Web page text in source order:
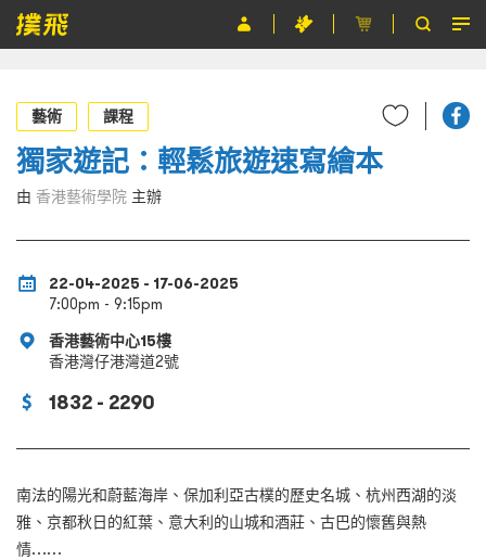
主辦單位
關於撲飛
EN
藝術 課程
獨家遊記：輕鬆旅遊速寫繪本
由 香港藝術學院 主辦
22-04-2025 - 17-06-2025
7:00pm - 9:15pm
香港藝術中心15樓
香港灣仔港灣道2號
1832 - 2290
南法的陽光和蔚藍海岸、保加利亞古樸的歷史名城、杭州西湖的淡
雅、京都秋日的紅葉、意大利的山城和酒莊、古巴的懷舊與熱
情……